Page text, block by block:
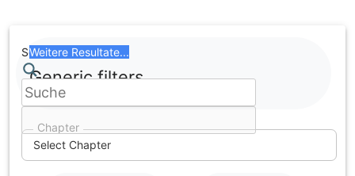
to
content
Chapter
Select Chapter
Search
Weitere Resultate...
Generic filters